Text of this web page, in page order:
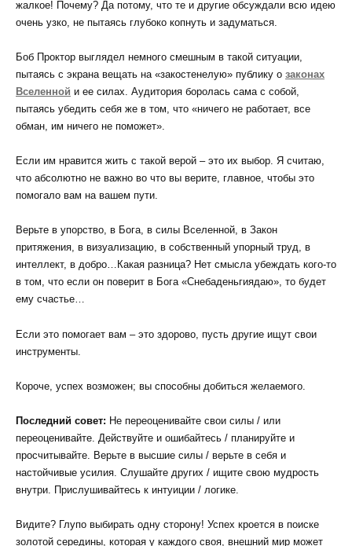
жалкое! Почему? Да потому, что те и другие обсуждали всю идею
очень узко, не пытаясь глубоко копнуть и задуматься.
Боб Проктор выглядел немного смешным в такой ситуации,
пытаясь с экрана вещать на «закостенелую» публику о законах
Вселенной и ее силах. Аудитория боролась сама с собой,
пытаясь убедить себя же в том, что «ничего не работает, все
обман, им ничего не поможет».
Если им нравится жить с такой верой – это их выбор. Я считаю,
что абсолютно не важно во что вы верите, главное, чтобы это
помогало вам на вашем пути.
Верьте в упорство, в Бога, в силы Вселенной, в Закон
притяжения, в визуализацию, в собственный упорный труд, в
интеллект, в добро…Какая разница? Нет смысла убеждать кого-то
в том, что если он поверит в Бога «Снебаденьгиядаю», то будет
ему счастье…
Если это помогает вам – это здорово, пусть другие ищут свои
инструменты.
Короче, успех возможен; вы способны добиться желаемого.
Последний совет: Не переоценивайте свои силы / или
переоценивайте. Действуйте и ошибайтесь / планируйте и
просчитывайте. Верьте в высшие силы / верьте в себя и
настойчивые усилия. Слушайте других / ищите свою мудрость
внутри. Прислушивайтесь к интуиции / логике.
Видите? Глупо выбирать одну сторону! Успех кроется в поиске
золотой середины, которая у каждого своя, внешний мир может